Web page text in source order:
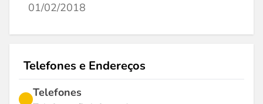
01/02/2018
Telefones e Endereços
Telefones